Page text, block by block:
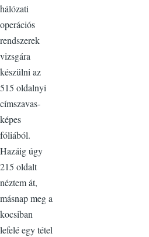
hálózati
operációs
rendszerek
vizsgára
készülni az
515 oldalnyi
címszavas-
képes
fóliából.
Hazáig úgy
215 oldalt
néztem át,
másnap meg a
kocsiban
lefelé egy tétel